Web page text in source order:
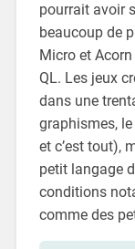
pourrait avoir
beaucoup de
Micro et
QL. Les jeux
dans une
graphismes,
et c’est tout),
petit langage
conditions
comme des